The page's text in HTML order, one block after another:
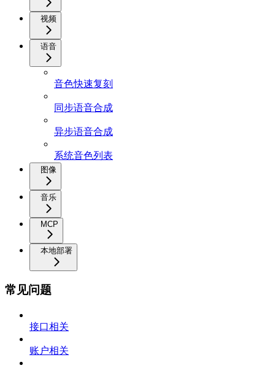
视频
语音
音色快速复刻
同步语音合成
异步语音合成
系统音色列表
图像
音乐
MCP
本地部署
常见问题
接口相关
账户相关